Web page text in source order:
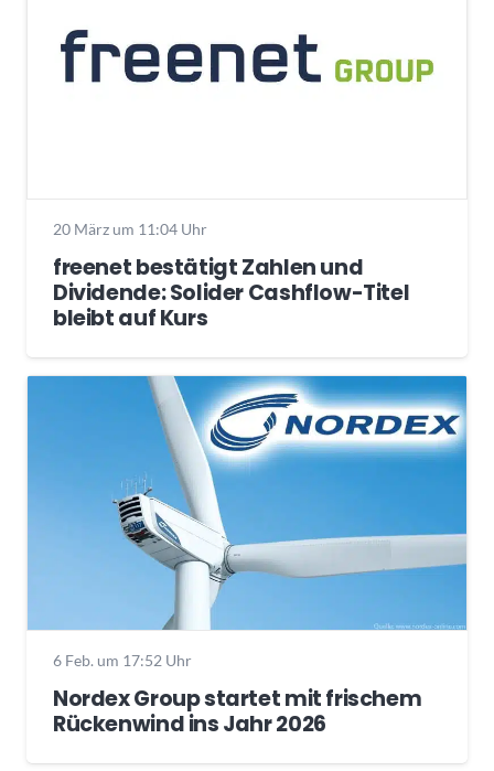
20 März um 11:04 Uhr
freenet bestätigt Zahlen und
Dividende: Solider Cashflow-Titel
bleibt auf Kurs
6 Feb. um 17:52 Uhr
Nordex Group startet mit frischem
Rückenwind ins Jahr 2026